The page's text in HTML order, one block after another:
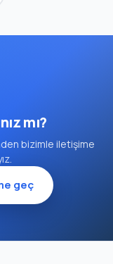
mı?
bizimle iletişime
geç